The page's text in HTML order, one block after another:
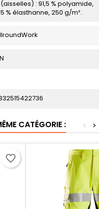
: 91,5 % polyamide,
% élasthanne, 250 g/m².
CATÉGORIE : >
<
favorite_border